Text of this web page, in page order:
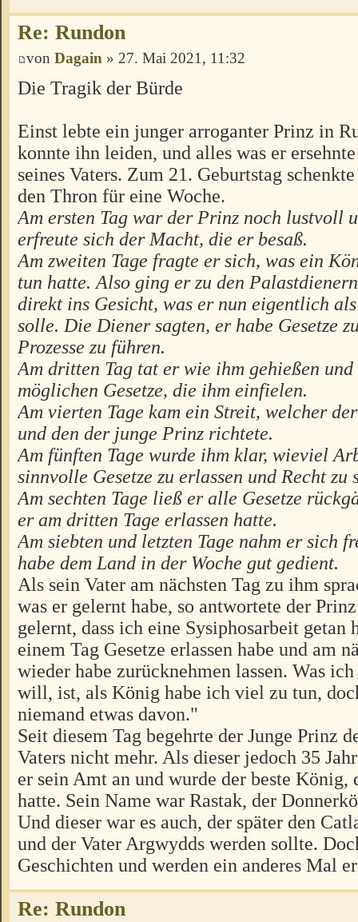
Re: Rundon
von Dagain » 27. Mai 2021, 11:32
Die Tragik der Bürde
Einst lebte ein junger arroganter Prinz in
konnte ihn leiden, und alles was er
seines Vaters. Zum 21. Geburtstag
den Thron für eine Woche.
Am ersten Tag war der Prinz noch lustvoll
erfreute sich der Macht, die er besaß.
Am zweiten Tage fragte er sich, was ein
tun hatte. Also ging er zu den
direkt ins Gesicht, was er nun eigentlich
solle. Die Diener sagten, er habe Gesetze
Prozesse zu führen.
Am dritten Tag tat er wie ihm gehießen
möglichen Gesetze, die ihm einfielen.
Am vierten Tage kam ein Streit, welcher
und den der junge Prinz richtete.
Am fünften Tage wurde ihm klar, wieviel
sinnvolle Gesetze zu erlassen und Recht zu
Am sechten Tage ließ er alle Gesetze
er am dritten Tage erlassen hatte.
Am siebten und letzten Tage nahm er sich
habe dem Land in der Woche gut gedient.
Als sein Vater am nächsten Tag zu ihm
was er gelernt habe, so antwortete der
gelernt, dass ich eine Sysiphosarbeit getan
einem Tag Gesetze erlassen habe und am
wieder habe zurücknehmen lassen. Was
will, ist, als König habe ich viel zu tun,
niemand etwas davon."
Seit diesem Tag begehrte der Junge Prinz
Vaters nicht mehr. Als dieser jedoch 35
er sein Amt an und wurde der beste König,
hatte. Sein Name war Rastak, der
Und dieser war es auch, der später den
und der Vater Argwydds werden sollte.
Geschichten und werden ein anderes Mal
Re: Rundon